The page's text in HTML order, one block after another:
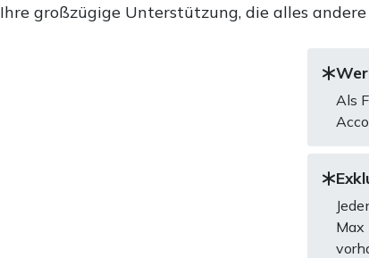
Ihre großzügige Unterstützung, die alles
Als
Max